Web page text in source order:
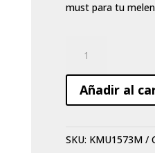
must para tu
Kevin
Murphy
Blow
dry
40
Añadir al
SKU: KMU1573M